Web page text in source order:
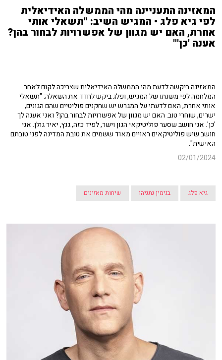
המאזינה התעניינה מהי הממשלה האידיאלית
לפי גיא פלג • המגיש השיב: "תשאלי אותי
אחרת, האם יש מגוון של אפשרויות לבחור בהן?
אענה 'כן'"
המאזינה ביקשה לדעת מהי הממשלה האידיאלית שצריכה לקום לאחר
המלחמה לפי משנתו של המגיש, ופלג ביקש לחדד את השאלה: "תשאלי
אותי אחרת, האם לדעתי על המגרש יש שחקנים פוליטיים שהם הגונים,
ישרים, שוחרי טוב. האם יש מגוון של אפשרויות לבחור בהן? ואני אענה לך
'כן'. אני חושב שסער פוליטיקאי הגון וישר, לפיד כזה, גנץ, יאיר גולן. אני
חושב שיש פוליטיקאים ראויים מאוד ששמים את טובת המדינה לפני טובתם
האישית".
02/01/2024
גיא פלג בנימין נתניהו שיחות מאזינים